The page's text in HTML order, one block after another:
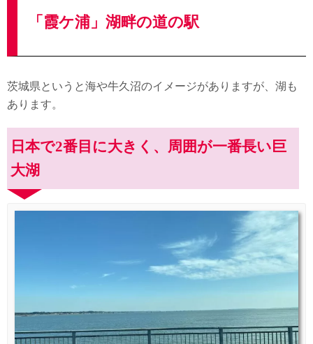
「霞ケ浦」湖畔の道の駅
茨城県というと海や牛久沼のイメージがありますが、湖も
あります。
日本で2番目に大きく、周囲が一番長い巨
大湖